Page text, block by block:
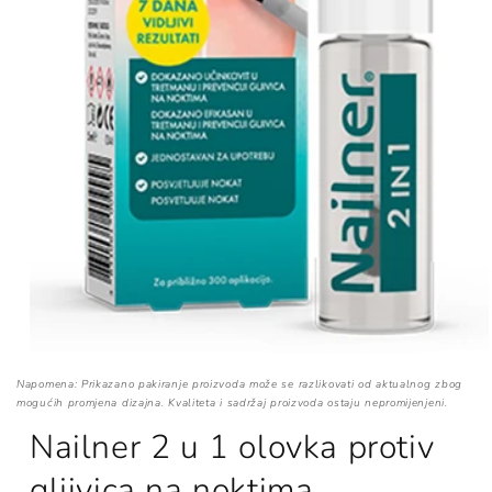
Napomena: Prikazano pakiranje proizvoda može se razlikovati od aktualnog zbog
mogućih promjena dizajna. Kvaliteta i sadržaj proizvoda ostaju nepromijenjeni.
Nailner 2 u 1 olovka protiv